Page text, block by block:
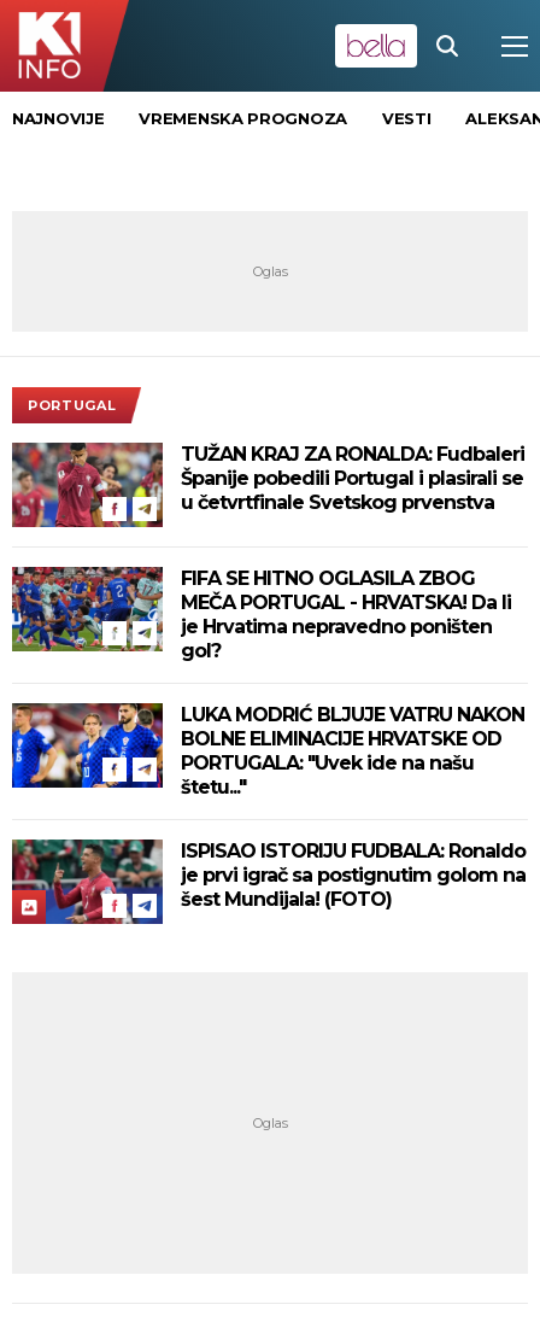
NAJNOVIJE VREMENSKA PROGNOZA VESTI
PORTUGAL
TUŽAN KRAJ ZA RONALDA: Fudbaleri
Španije pobedili Portugal i plasirali se
u četvrtfinale Svetskog prvenstva
FIFA SE HITNO OGLASILA ZBOG
MEČA PORTUGAL - HRVATSKA! Da li
je Hrvatima nepravedno poništen
gol?
LUKA MODRIĆ BLJUJE VATRU NAKON
BOLNE ELIMINACIJE HRVATSKE OD
PORTUGALA: "Uvek ide na našu
štetu..."
ISPISAO ISTORIJU FUDBALA: Ronaldo
je prvi igrač sa postignutim golom na
šest Mundijala! (FOTO)